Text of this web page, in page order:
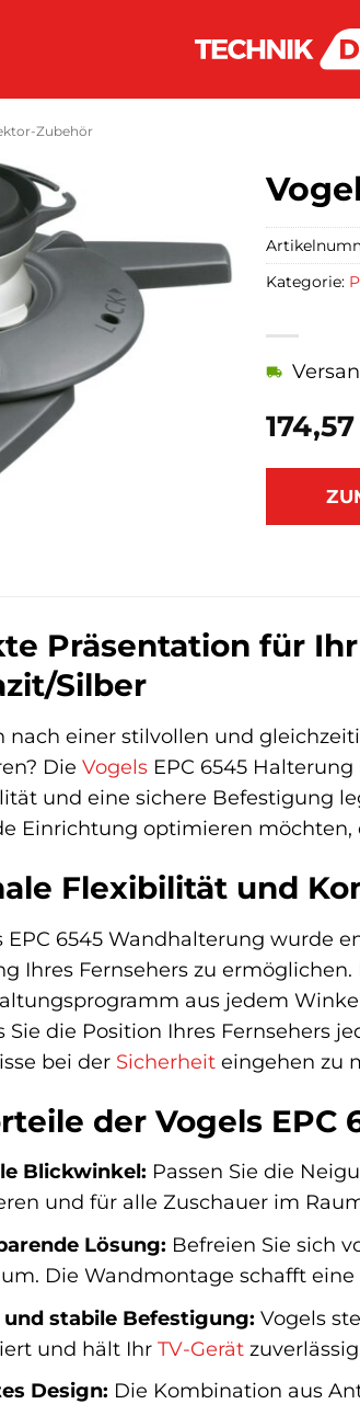
Zubehör
174,57
Kategorie:
Präsentation für
Silber
nach einer stilvollen und
Die Vogels EPC 6545
und eine sichere Befestigung
Einrichtung optimieren
Flexibilität und
EPC 6545 Wandhalterung wurde
Ihres Fernsehers zu
aus jedem
Sie die Position Ihres Fernsehers
bei der Sicherheit eingehen zu
der Vogels
Blickwinkel: Passen Sie die
und für alle Zuschauer im
Lösung: Befreien Sie sich
Die Wandmontage schafft
und stabile Befestigung: Vogels
und hält Ihr TV-Gerät
Design: Die Kombination aus